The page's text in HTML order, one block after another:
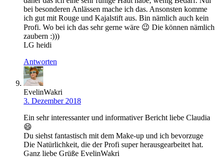
bei besonderen Anlässen mache ich das. Ansonsten komme
ich gut mit Rouge und Kajalstift aus. Bin nämlich auch kein
Profi. Wo bei ich das sehr gerne wäre 😉 Die können nämlich
zaubern :)))
LG heidi
Antworten
EvelinWakri
3. Dezember 2018
Ein sehr interessanter und informativer Bericht liebe Claudia
😄
Du siehst fantastisch mit dem Make-up und ich bevorzuge
Die Natürlichkeit, die der Profi super herausgearbeitet hat.
Ganz liebe Grüße EvelinWakri